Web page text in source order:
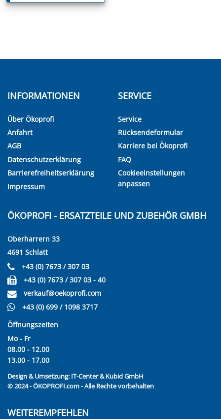
INFORMATIONEN
Über Ökoprofi
Anfahrt
AGB
Datenschutzerklärung
Barrierefreiheitserklärung
Impressum
SERVICE
Service
Rücksendeformular
Karriere bei Ökoprofi
FAQ
Cookieeinstellungen
anpassen
ÖKOPROFI - ERSATZTEILE UND ZUBEHÖR GMBH
Oberharrern 33
4691 Schlatt
+43 (0) 7673 / 307 03
+43 (0) 7673 / 307 03 - 40
verkauf@oekoprofi.com
+43 (0) 699 / 1098 3717
Öffnungszeiten
Mo - Fr
08.00 - 12.00
13.00 - 17.00
Design & Umsetzung: IT-Center & Kubid GmbH
© 2024 - ÖKOPROFI.com - Alle Rechte vorbehalten
WEITEREMPFEHLEN